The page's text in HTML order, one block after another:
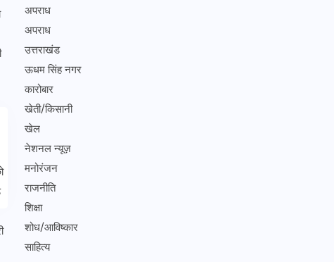
अपराध
अपराध
उत्तराखंड
ऊधम सिंह नगर
कारोबार
खेती/किसानी
खेल
नेशनल न्यूज़
मनोरंजन
राजनीति
शिक्षा
शोध/आविष्कार
साहित्य